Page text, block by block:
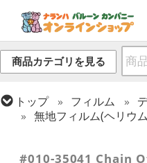
商品カテゴリを見る
トップ フィルム
無地フィルム(ヘリウ
#010-35041 Chain